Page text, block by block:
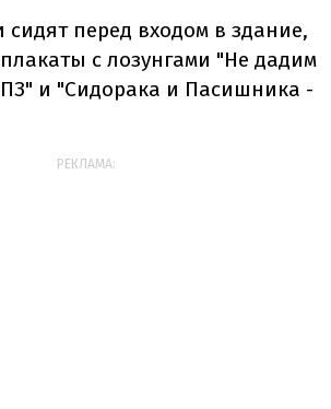
перед входом в здание,
с лозунгами "Не дадим
и "Сидорака и Пасишника -
РЕКЛАМА: